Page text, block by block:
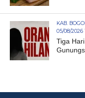
KAB.
05/08/2026
Tiga